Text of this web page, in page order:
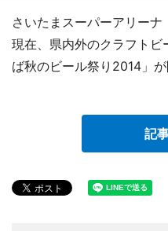
さいたまスーパーアリー
現在、県内外のクラフトビ
ば秋のビール祭り2014」が
記